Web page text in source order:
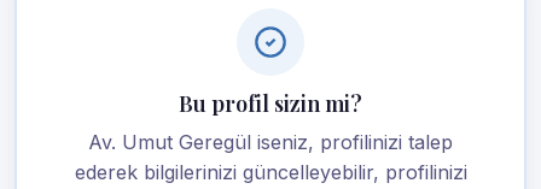
Bu profil sizin mi?
Av. Umut Geregül iseniz, profilinizi talep
ederek bilgilerinizi güncelleyebilir, profilinizi